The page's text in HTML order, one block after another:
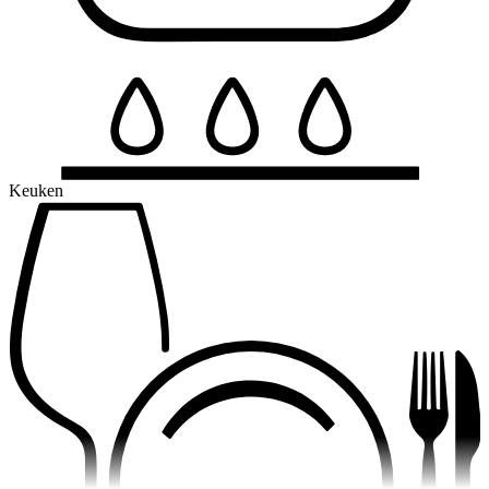
Keuken